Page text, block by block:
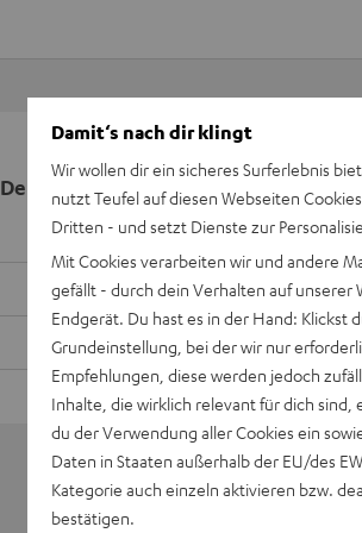
Deine Kaufberatung
Damit‘s nach dir klingt
Wir wollen dir ein sicheres Surferlebnis
nutzt Teufel auf diesen Webseiten
Dritten - und setzt Dienste zur
Mit Cookies verarbeiten wir und andere
gefällt - durch dein Verhalten auf
Endgerät. Du hast es in der Hand: Klickst
Grundeinstellung, bei der wir nur
Empfehlungen, diese werden jedoch
Inhalte, die wirklich relevant für dich sind,
du der Verwendung aller Cookies ein
Daten in Staaten außerhalb der EU/des
Kategorie auch einzeln aktivieren bzw.
bestätigen.